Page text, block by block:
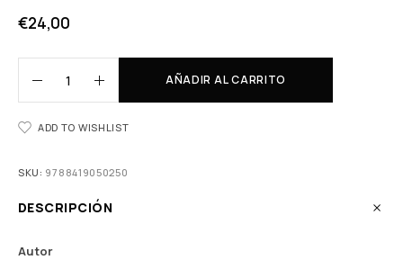
€24,00
AÑADIR AL CARRITO
ADD TO WISHLIST
SKU: 9788419050250
DESCRIPCIÓN
Autor